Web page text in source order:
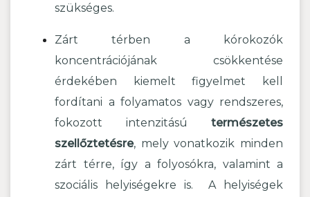
szükséges.
Zárt térben a kórokozók
koncentrációjának csökkentése
érdekében kiemelt figyelmet kell
fordítani a folyamatos vagy rendszeres,
fokozott intenzitású természetes
szellőztetésre, mely vonatkozik minden
zárt térre, így a folyosókra, valamint a
szociális helyiségekre is. A helyiségek